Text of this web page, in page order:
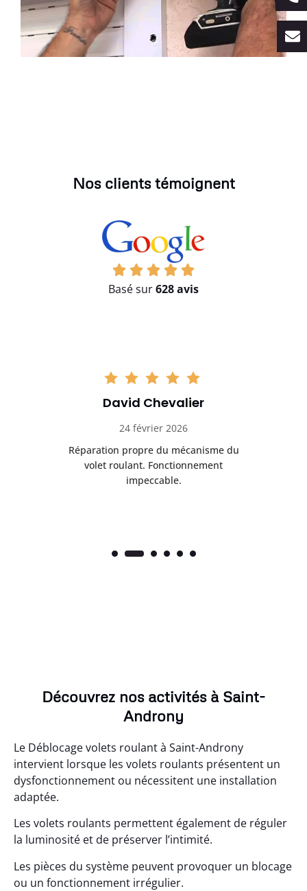
Nos clients témoignent
Basé sur628 avis
David Chevalier
24 février 2026
Réparation propre du mécanisme du
volet roulant. Fonctionnement
impeccable.
Découvrez nos activités à Saint-
Androny
Le Déblocage volets roulant à Saint-Androny
intervient lorsque les volets roulants présentent un
dysfonctionnement ou nécessitent une installation
adaptée.
Les volets roulants permettent également de réguler
la luminosité et de préserver l’intimité.
Les pièces du système peuvent provoquer un blocage
ou un fonctionnement irrégulier.